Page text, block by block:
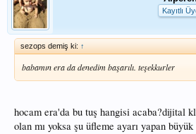
Kayıtlı
sezops demiş ki: ↑
babamın era da denedim başarılı. teşekkurler
hocam era'da bu tuş hangisi acaba?dijital
olan mı yoksa şu üfleme ayarı yapan büyük